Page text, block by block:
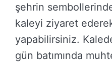
şehrin
kaleyi ziyaret
yapabilirsiniz.
gün batımında